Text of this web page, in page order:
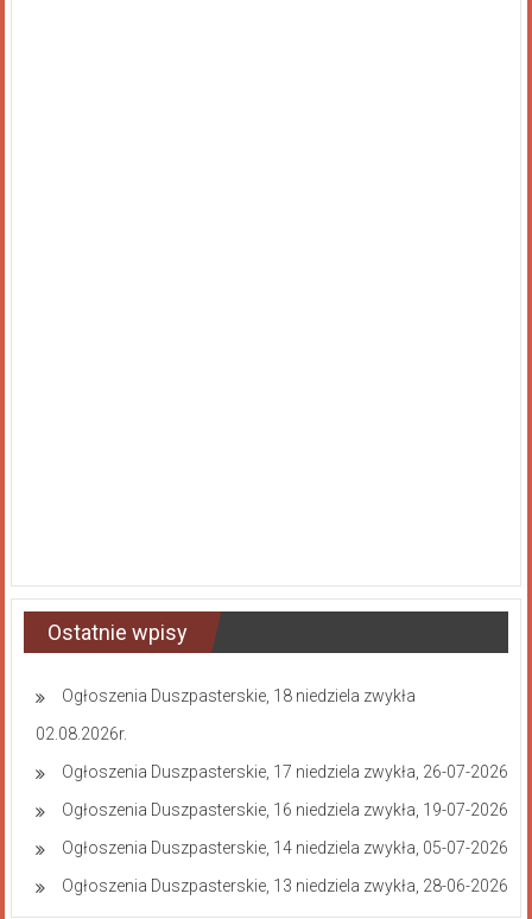
Ostatnie wpisy
Ogłoszenia Duszpasterskie, 18 niedziela zwykła
02.08.2026r.
Ogłoszenia Duszpasterskie, 17 niedziela zwykła, 26-07-2026
Ogłoszenia Duszpasterskie, 16 niedziela zwykła, 19-07-2026
Ogłoszenia Duszpasterskie, 14 niedziela zwykła, 05-07-2026
Ogłoszenia Duszpasterskie, 13 niedziela zwykła, 28-06-2026